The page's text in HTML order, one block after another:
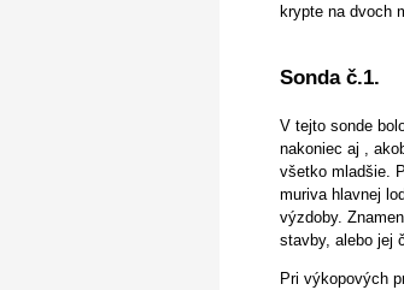
krypte na dvoch
Sonda č.1.
V tejto sonde
nakoniec aj ,
všetko mladšie.
muriva hlavnej
výzdoby.
stavby, alebo jej
Pri výkopových